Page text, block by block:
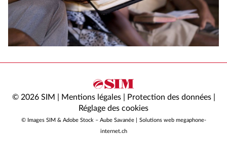
© 2026 SIM | Mentions légales| Protection des données|
Réglage des cookies
© Images SIM & Adobe Stock – Aube Savanée |
Solutions web megaphone-
internet.ch